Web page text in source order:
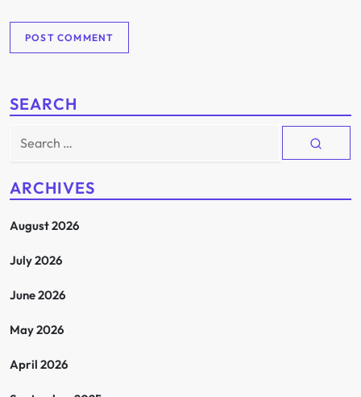
SEARCH
Search
ARCHIVES
August 2026
July 2026
June 2026
May 2026
April 2026